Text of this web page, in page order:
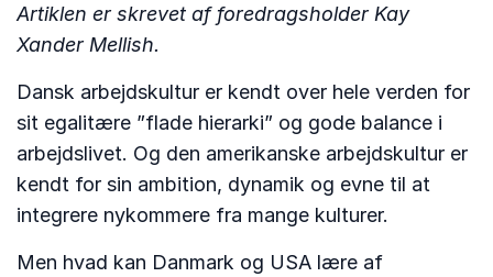
Artiklen er skrevet af foredragsholder Kay
Xander Mellish.
Dansk arbejdskultur er kendt over hele verden for
sit egalitære ”flade hierarki” og gode balance i
arbejdslivet. Og den amerikanske arbejdskultur er
kendt for sin ambition, dynamik og evne til at
integrere nykommere fra mange kulturer.
Men hvad kan Danmark og USA lære af